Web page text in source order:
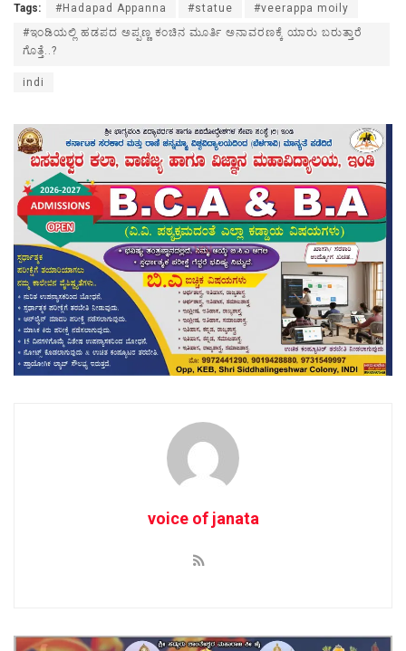
Tags: #Hadapad Appanna #statue
#veerappa moily
#ಇಂಡಿಯಲ್ಲಿ ಹಡಪದ ಅಪ್ಪಣ್ಣ ಕಂಚಿನ ಮೂರ್ತಿ ಅನಾವರಣಕ್ಕೆ ಯಾರು ಬರುತ್ತಾರೆ
ಗೊತ್ತೆ..?
indi
voice of janata